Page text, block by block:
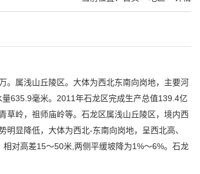
。属浅山丘陵区。大体为西北东南向岗地，主要河
635.9毫米。2011年石龙区完成生产总值139.4亿
草岭，祖师庙岭等。石龙区属浅山丘陵区，境内西
显降低，大体为西北-东南向岗地，呈西北高、
对高差15～50米,两侧平缓坡降为1%～6%。石龙